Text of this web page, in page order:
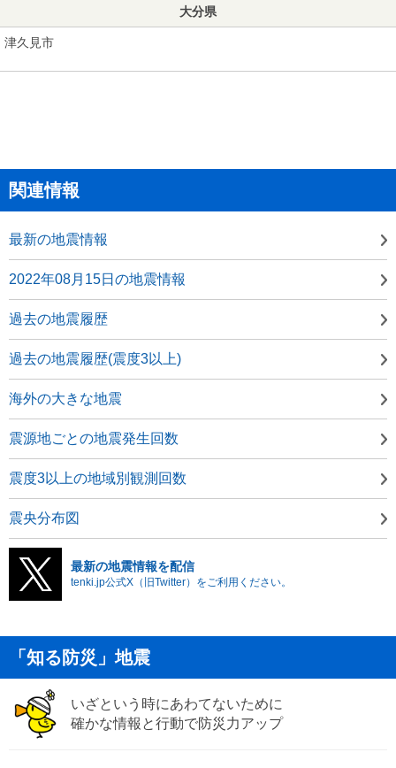
大分県
津久見市
関連情報
最新の地震情報
2022年08月15日の地震情報
過去の地震履歴
過去の地震履歴(震度3以上)
海外の大きな地震
震源地ごとの地震発生回数
震度3以上の地域別観測回数
震央分布図
最新の地震情報を配信
tenki.jp公式X（旧Twitter）をご利用ください。
「知る防災」地震
いざという時にあわてないために
確かな情報と行動で防災力アップ